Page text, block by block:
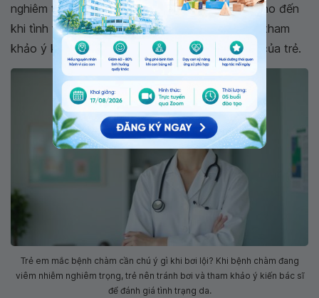
nghiêm trọng, tốt nhất là trẻ nên ngừng bơi lội cho đến
khi tình trạng da được cải thiện. Phụ huynh nên tham
khảo ý kiến bác sĩ để xác định tình trạng bệnh của trẻ.
Trẻ em mắc bệnh chàm cần chú ý gì khi bơi lội? Khi bệnh chàm đang
viêm nhiễm nghiêm trọng, trẻ nên tránh bơi và tham khảo ý kiến bác sĩ
để đánh giá tình trạng da.